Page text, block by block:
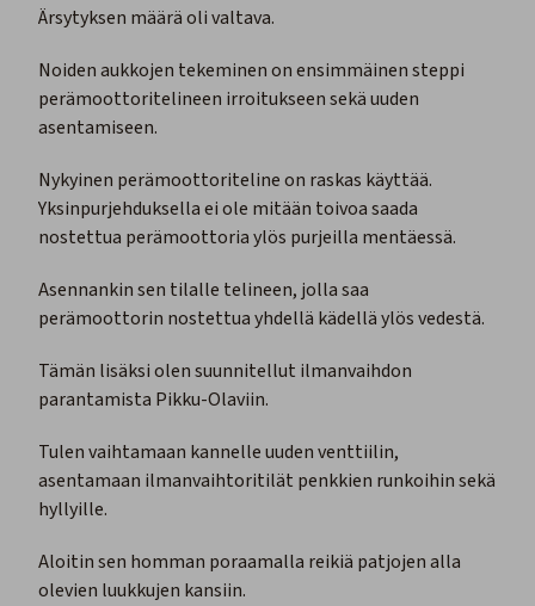
Ärsytyksen määrä oli valtava.
Noiden aukkojen tekeminen on ensimmäinen steppi
perämoottoritelineen irroitukseen sekä uuden
asentamiseen.
Nykyinen perämoottoriteline on raskas käyttää.
Yksinpurjehduksella ei ole mitään toivoa saada
nostettua perämoottoria ylös purjeilla mentäessä.
Asennankin sen tilalle telineen, jolla saa
perämoottorin nostettua yhdellä kädellä ylös vedestä.
Tämän lisäksi olen suunnitellut ilmanvaihdon
parantamista Pikku-Olaviin.
Tulen vaihtamaan kannelle uuden venttiilin,
asentamaan ilmanvaihtoritilät penkkien runkoihin sekä
hyllyille.
Aloitin sen homman poraamalla reikiä patjojen alla
olevien luukkujen kansiin.